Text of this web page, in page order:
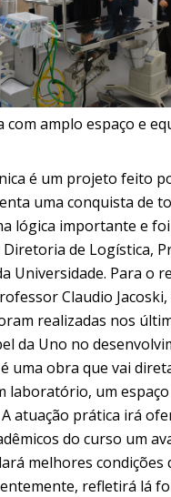
com amplo espaço e
é um projeto feito
uma conquista de
lógica importante e
de Logística,
Universidade. Para o
Claudio
realizadas nos
da Uno no
é uma obra que vai
laboratório, um espaço
atuação prática irá
do curso um
melhores condições
refletirá lá